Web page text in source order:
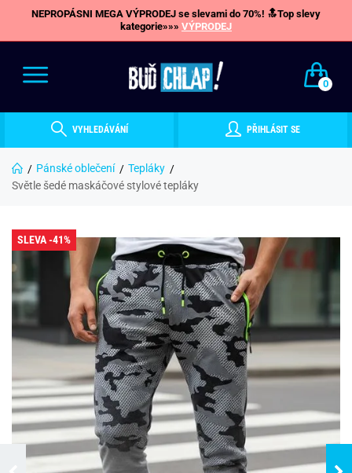
NEPROPÁSNI MEGA VÝPRODEJ se slevami do 70%! 🔝Top slevy
kategorie»»» VÝPRODEJ
0
VYHLEDÁVÁNÍ PŘIHLÁSIT SE
Pánské oblečení
Tepláky
Světle šedé maskáčové stylové tepláky
SLEVA -41%